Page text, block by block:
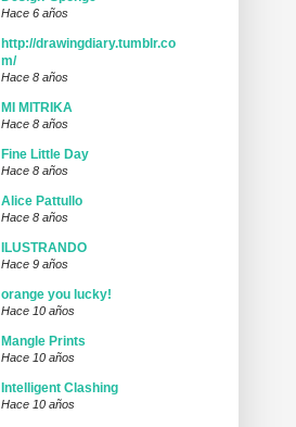
Hace 6 años
http://drawingdiary.tumblr.co
m/
Hace 8 años
MI MITRIKA
Hace 8 años
Fine Little Day
Hace 8 años
Alice Pattullo
Hace 8 años
ILUSTRANDO
Hace 9 años
orange you lucky!
Hace 10 años
Mangle Prints
Hace 10 años
Intelligent Clashing
Hace 10 años